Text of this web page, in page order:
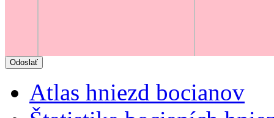
Atlas hniezd bocianov